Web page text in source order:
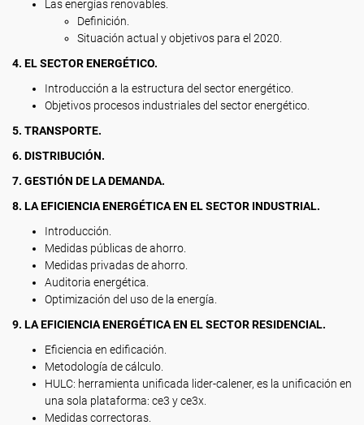
Las energías renovables.
Definición.
Situación actual y objetivos para el 2020.
4. EL SECTOR ENERGÉTICO.
Introducción a la estructura del sector energético.
Objetivos procesos industriales del sector energético.
5. TRANSPORTE.
6. DISTRIBUCIÓN.
7. GESTIÓN DE LA DEMANDA.
8. LA EFICIENCIA ENERGÉTICA EN EL SECTOR INDUSTRIAL.
Introducción.
Medidas públicas de ahorro.
Medidas privadas de ahorro.
Auditoria energética.
Optimización del uso de la energía.
9. LA EFICIENCIA ENERGÉTICA EN EL SECTOR RESIDENCIAL.
Eficiencia en edificación.
Metodología de cálculo.
HULC: herramienta unificada lider-calener, es la unificación en
una sola plataforma: ce3 y ce3x.
Medidas correctoras.